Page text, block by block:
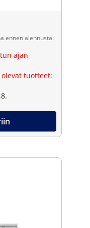
ennen alennusta:
ajan
tuotteet: